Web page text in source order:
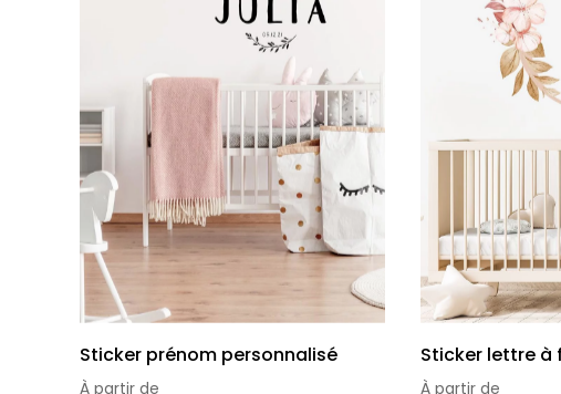
Sticker prénom personnalisé
À partir de
Sticker lettre à
À partir de